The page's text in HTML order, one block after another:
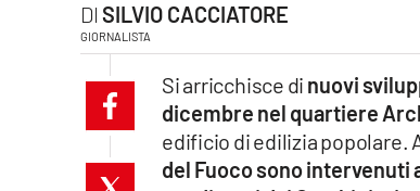
SILVIO CACCIATORE
GIORNALISTA
Si arricchisce di nuovi
dicembre nel quartiere
edificio di edilizia popolare.
del Fuoco sono intervenuti